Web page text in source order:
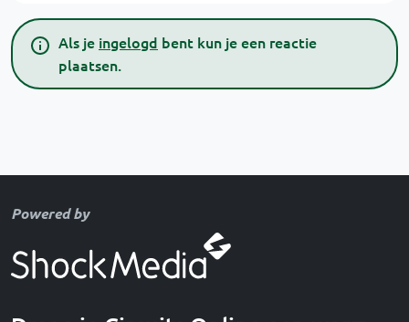
Als je ingelogd bent kun je een reactie
plaatsen.
Powered by